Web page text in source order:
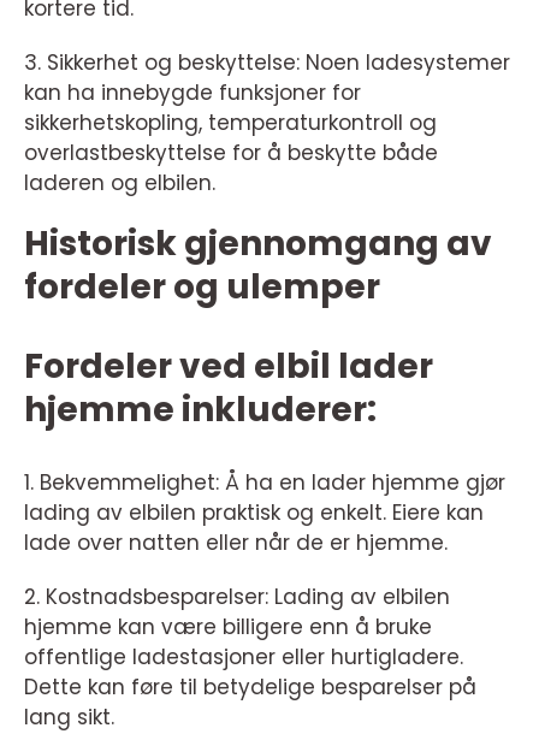
kortere tid.
3. Sikkerhet og beskyttelse: Noen ladesystemer
kan ha innebygde funksjoner for
sikkerhetskopling, temperaturkontroll og
overlastbeskyttelse for å beskytte både
laderen og elbilen.
Historisk gjennomgang av
fordeler og ulemper
Fordeler ved elbil lader
hjemme inkluderer:
1. Bekvemmelighet: Å ha en lader hjemme gjør
lading av elbilen praktisk og enkelt. Eiere kan
lade over natten eller når de er hjemme.
2. Kostnadsbesparelser: Lading av elbilen
hjemme kan være billigere enn å bruke
offentlige ladestasjoner eller hurtigladere.
Dette kan føre til betydelige besparelser på
lang sikt.